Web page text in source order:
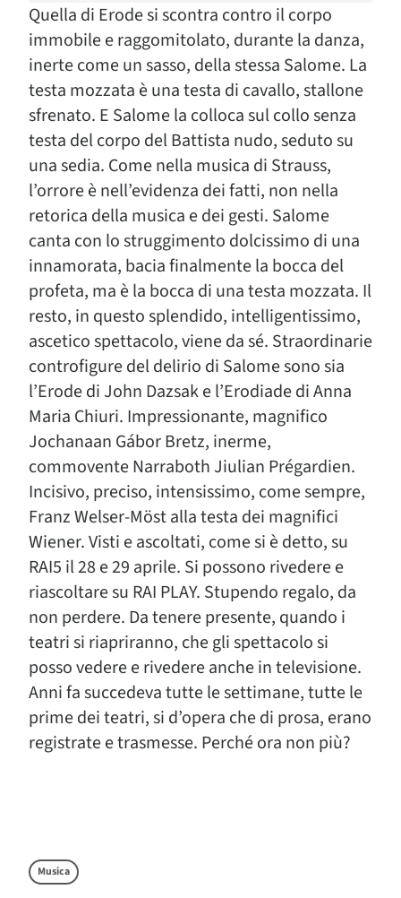
Quella di Erode si scontra contro il corpo
immobile e raggomitolato, durante la danza,
inerte come un sasso, della stessa Salome. La
testa mozzata è una testa di cavallo, stallone
sfrenato. E Salome la colloca sul collo senza
testa del corpo del Battista nudo, seduto su
una sedia. Come nella musica di Strauss,
l’orrore è nell’evidenza dei fatti, non nella
retorica della musica e dei gesti. Salome
canta con lo struggimento dolcissimo di una
innamorata, bacia finalmente la bocca del
profeta, ma è la bocca di una testa mozzata. Il
resto, in questo splendido, intelligentissimo,
ascetico spettacolo, viene da sé. Straordinarie
controfigure del delirio di Salome sono sia
l’Erode di John Dazsak e l’Erodiade di Anna
Maria Chiuri. Impressionante, magnifico
Jochanaan Gábor Bretz, inerme,
commovente Narraboth Jiulian Prégardien.
Incisivo, preciso, intensissimo, come sempre,
Franz Welser-Möst alla testa dei magnifici
Wiener. Visti e ascoltati, come si è detto, su
RAI5 il 28 e 29 aprile. Si possono rivedere e
riascoltare su RAI PLAY. Stupendo regalo, da
non perdere. Da tenere presente, quando i
teatri si riapriranno, che gli spettacolo si
posso vedere e rivedere anche in televisione.
Anni fa succedeva tutte le settimane, tutte le
prime dei teatri, si d’opera che di prosa, erano
registrate e trasmesse. Perché ora non più?
Musica